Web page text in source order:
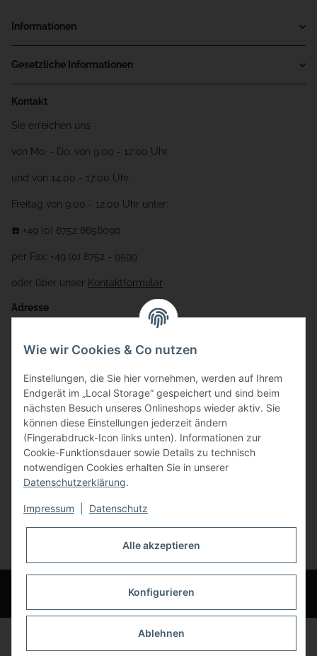
Informationen
Gesetzliche Informationen
Kontakt
Sie erreichen uns
von Mo. - Do. von 9:00 - 12:00 Uhr
und von 14:00 - 17:00 Uhr
Freitag von 9:00 - 12:00 Uhr unter:
☎️ +49 (0) 8752 8658090
per Fax: +49 (0) 8752 - 9599
oder über unser Kontaktformular
Adresse
Gewerbering 17
84072 Au i.d. Hallertau
info@bauer-tore.de
Vertrag widerrufen
* Alle Preise inkl. gesetzlicher USt., zzgl.Versand
© Bauer-Systemtechnik GmbH - Technische Änderungen und Irrtümer
vorbehalten
Wie wir Cookies & Co nutzen
Einstellungen, die Sie hier vornehmen, werden auf Ihrem
Endgerät im „Local Storage“ gespeichert und sind beim
nächsten Besuch unseres Onlineshops wieder aktiv. Sie
können diese Einstellungen jederzeit ändern
(Fingerabdruck-Icon links unten). Informationen zur
Cookie-Funktionsdauer sowie Details zu technisch
notwendigen Cookies erhalten Sie in unserer
Datenschutzerklärung.
Impressum Datenschutz
Alle akzeptieren
Konfigurieren
Ablehnen